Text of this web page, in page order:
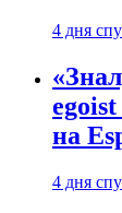
4 дня
на
4 дня